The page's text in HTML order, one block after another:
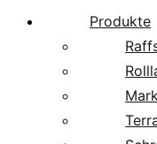
Produkte